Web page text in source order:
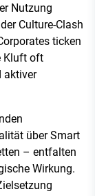
Nutzung
Culture-Clash
ticken
Kluft oft
aktiver
über Smart
– entfalten
Wirkung.